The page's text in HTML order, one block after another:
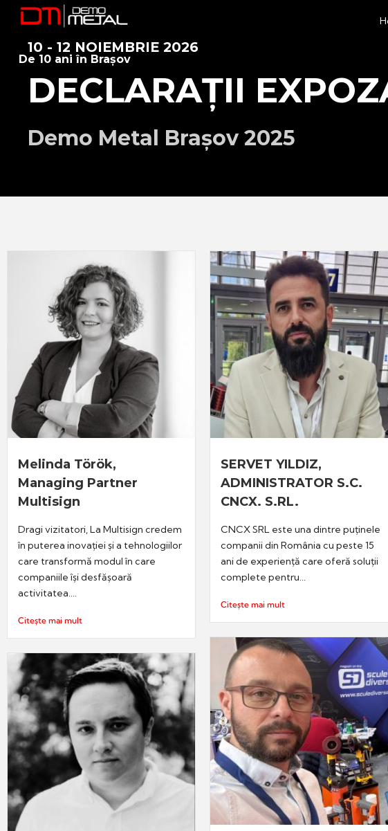
10 - 12 NOIEMBRIE 2026
De 10 ani în Brașov
DECLARAȚII
Demo Metal Brașov 2025
Melinda Török,
Managing Partner
Multisign
Dragi vizitatori, La Multisign credem
în puterea inovației și a tehnologiilor
care transformă modul în care
companiile își desfășoară
activitatea....
Citește mai mult
SERVET YILDIZ,
ADMINISTRATOR S.C.
CNCX. S.RL.
CNCX SRL este una dintre puținele
companii din România cu peste 15
ani de experiență care oferă soluții
complete pentru...
Citește mai mult